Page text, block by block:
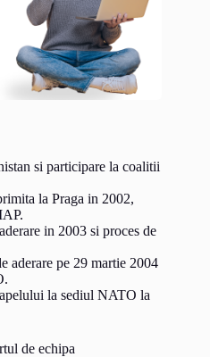
si participare la coalitii
la Praga in 2002,
in 2003 si proces de
aderare pe 29 martie 2004
la sediul NATO la
de echipa